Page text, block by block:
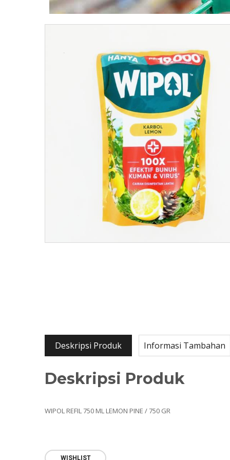
Deskripsi Produk Informasi Tambahan
Deskripsi Produk
WIPOL REFIL 750 ML LEMON PINE / 750 GR
WISHLIST